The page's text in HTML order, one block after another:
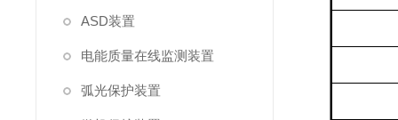
ASD装置
电能质量在线监测装置
弧光保护装置